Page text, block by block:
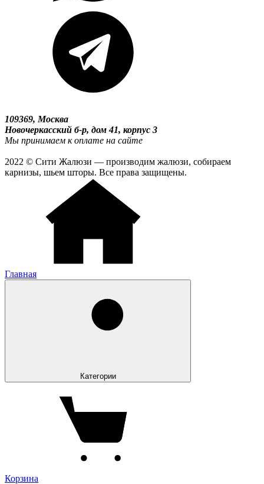
109369, Москва
Новочеркасский б-р, дом 41, корпус 3
Мы принимаем к оплате на сайте
2022 © Сити Жалюзи — производим жалюзи, собираем
карнизы, шьем шторы. Все права защищены.
Главная
Категории
Корзина